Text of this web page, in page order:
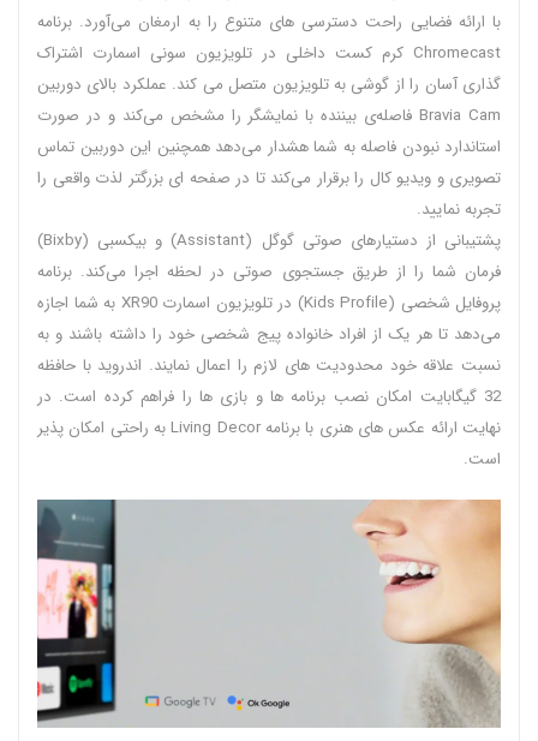
با ارائه فضایی راحت دسترسی های متنوع را به ارمغان می‌آورد. برنامه
Chromecast کرم کست داخلی در تلویزیون سونی اسمارت اشتراک
گذاری آسان را از گوشی به تلویزیون متصل می کند. عملکرد بالای دوربین
Bravia Cam فاصله‌ی بیننده با نمایشگر را مشخص می‌کند و در صورت
استاندارد نبودن فاصله به شما هشدار می‌دهد همچنین این دوربین تماس
تصویری و ویدیو کال را برقرار می‌کند تا در صفحه ای بزرگتر لذت واقعی را
تجربه نمایید.
پشتیبانی از دستیارهای صوتی گوگل (Assistant) و بیکسبی (Bixby)
فرمان شما را از طریق جستجوی صوتی در لحظه اجرا می‌کند. برنامه
پروفایل شخصی (Kids Profile) در تلویزیون اسمارت XR90 به شما اجازه
می‌دهد تا هر یک از افراد خانواده پیج شخصی خود را داشته باشند و به
نسبت علاقه خود محدودیت های لازم را اعمال نمایند. اندروید با حافظه
32 گیگابایت امکان نصب برنامه ها و بازی ها را فراهم کرده است. در
نهایت ارائه عکس های هنری با برنامه Living Decor به راحتی امکان پذیر
است.